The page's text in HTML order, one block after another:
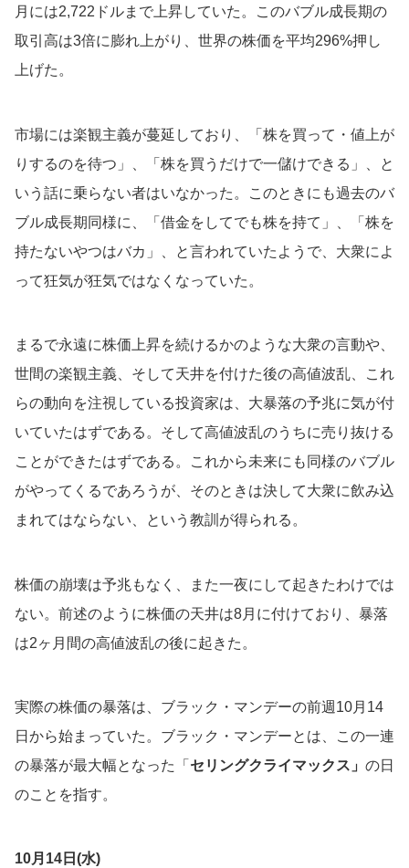
月には2,722ドルまで上昇していた。このバブル成長期の
取引高は3倍に膨れ上がり、世界の株価を平均296%押し
上げた。
市場には楽観主義が蔓延しており、「株を買って・値上が
りするのを待つ」、「株を買うだけで一儲けできる」、と
いう話に乗らない者はいなかった。このときにも過去のバ
ブル成長期同様に、「借金をしてでも株を持て」、「株を
持たないやつはバカ」、と言われていたようで、大衆によ
って狂気が狂気ではなくなっていた。
まるで永遠に株価上昇を続けるかのような大衆の言動や、
世間の楽観主義、そして天井を付けた後の高値波乱、これ
らの動向を注視している投資家は、大暴落の予兆に気が付
いていたはずである。そして高値波乱のうちに売り抜ける
ことができたはずである。これから未来にも同様のバブル
がやってくるであろうが、そのときは決して大衆に飲み込
まれてはならない、という教訓が得られる。
株価の崩壊は予兆もなく、また一夜にして起きたわけでは
ない。前述のように株価の天井は8月に付けており、暴落
は2ヶ月間の高値波乱の後に起きた。
実際の株価の暴落は、ブラック・マンデーの前週10月14
日から始まっていた。ブラック・マンデーとは、この一連
の暴落が最大幅となった「 セリングクライマックス」 の日
のことを指す。
10月14日(水)